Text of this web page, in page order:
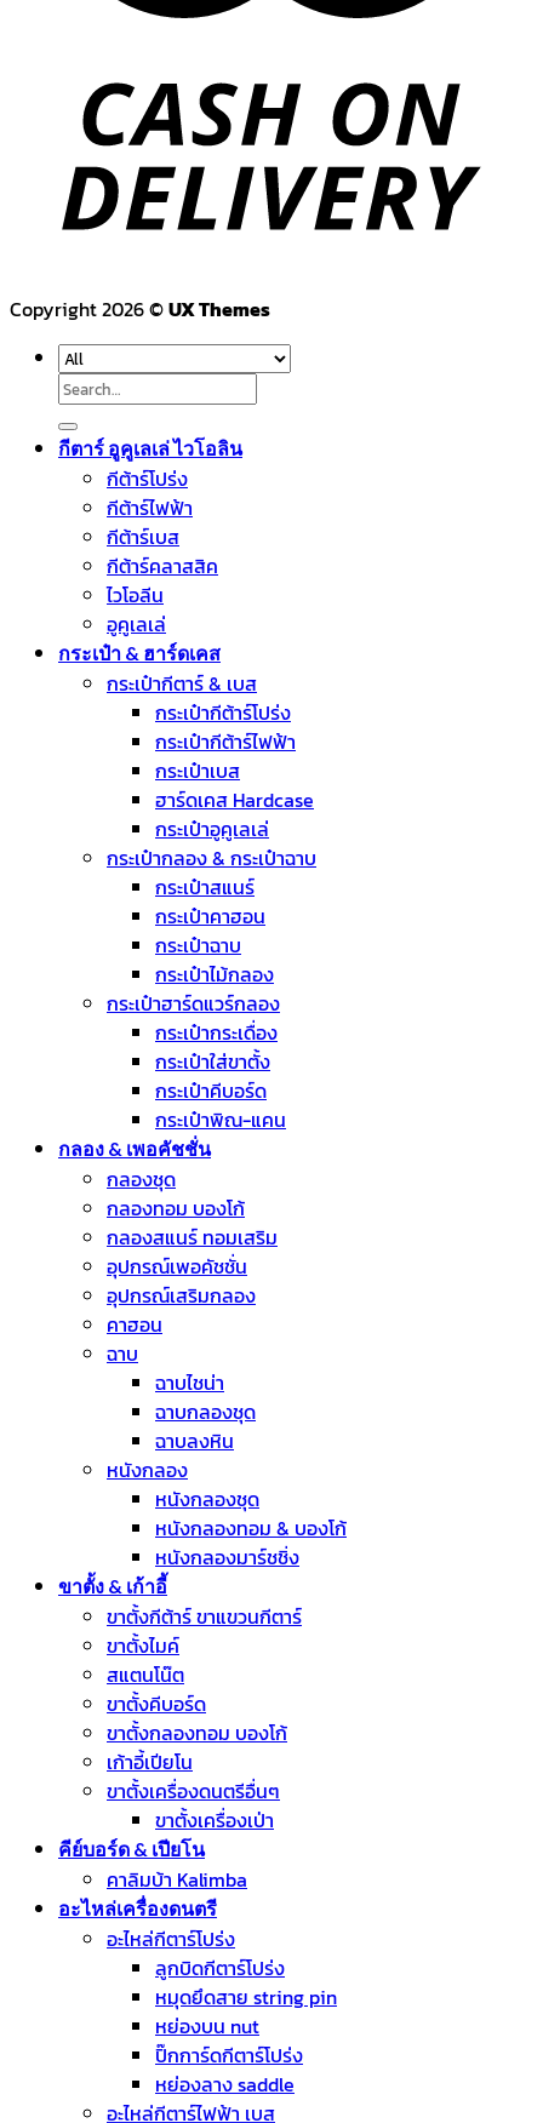
Copyright 2026 ©UX Themes
Search
for:
กีตาร์ อูคูเลเล่ ไวโอลิน
กีต้าร์โปร่ง
กีต้าร์ไฟฟ้า
กีต้าร์เบส
กีต้าร์คลาสสิค
ไวโอลีน
อูคูเลเล่
กระเป๋า & ฮาร์ดเคส
กระเป๋ากีตาร์ & เบส
กระเป๋ากีต้าร์โปร่ง
กระเป๋ากีต้าร์ไฟฟ้า
กระเป๋าเบส
ฮาร์ดเคส Hardcase
กระเป๋าอูคูเลเล่
กระเป๋ากลอง & กระเป๋าฉาบ
กระเป๋าสแนร์
กระเป๋าคาฮอน
กระเป๋าฉาบ
กระเป๋าไม้กลอง
กระเป๋าฮาร์ดแวร์กลอง
กระเป๋ากระเดื่อง
กระเป๋าใส่ขาตั้ง
กระเป๋าคีบอร์ด
กระเป๋าพิณ-แคน
กลอง & เพอคัชชั่น
กลองชุด
กลองทอม บองโก้
กลองสแนร์ ทอมเสริม
อุปกรณ์เพอคัชชั่น
อุปกรณ์เสริมกลอง
คาฮอน
ฉาบ
ฉาบไชน่า
ฉาบกลองชุด
ฉาบลงหิน
หนังกลอง
หนังกลองชุด
หนังกลองทอม & บองโก้
หนังกลองมาร์ชชิ่ง
ขาตั้ง & เก้าอี้
ขาตั้งกีต้าร์ ขาแขวนกีตาร์
ขาตั้งไมค์
สแตนโน๊ต
ขาตั้งคีบอร์ด
ขาตั้งกลองทอม บองโก้
เก้าอี้เปียโน
ขาตั้งเครื่องดนตรีอื่นๆ
ขาตั้งเครื่องเป่า
คีย์บอร์ด & เปียโน
คาลิมบ้า Kalimba
อะไหล่เครื่องดนตรี
อะไหล่กีตาร์โปร่ง
ลูกบิดกีตาร์โปร่ง
หมุดยึดสาย string pin
หย่องบน nut
ปิ๊กการ์ดกีตาร์โปร่ง
หย่องลาง saddle
อะไหล่กีตาร์ไฟฟ้า เบส